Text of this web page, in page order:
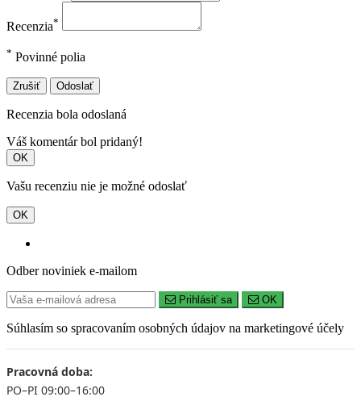
Recenzia*
* Povinné polia
Zrušiť Odoslať
Recenzia bola odoslaná
Váš komentár bol pridaný!
OK
Vašu recenziu nie je možné odoslať
OK
Odber noviniek e-mailom
Prihlásiť sa OK
Súhlasím so spracovaním osobných údajov na marketingové účely
Pracovná doba:
PO–PI 09:00–16:00